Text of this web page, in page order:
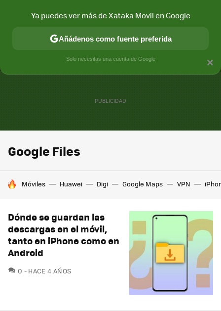
MÓVIL Y SOCIEDAD APLICACIONES
Google Files
HOY SE HABLA DE
Móviles Huawei Digi Google Maps VPN
Dónde se guardan las
descargas en el móvil,
tanto en iPhone como en
Android
0 COMENTARIOS
HACE 4 AÑOS
×
Ya puedes ver más de Xataka Movil en Google
Añádenos como fuente preferida
Solo necesitas una cuenta de Google